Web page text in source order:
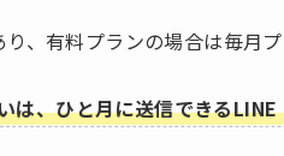
、有料プランの場合は毎月
は、ひと月に送信できる